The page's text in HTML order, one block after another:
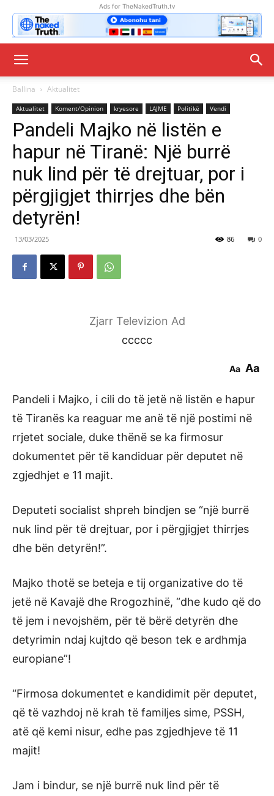
Ads for TheNakedTruth.tv
Ballina Aktualitet
Aktualitet Koment/Opinion kryesore LAJME Politikë Vendi
Pandeli Majko në listën e
hapur në Tiranë: Një burrë
nuk lind për të drejtuar, por i
përgjigjet thirrjes dhe bën
detyrën!
13/03/2025 0
86
Zjarr Televizion Ad
ccccc
Aa Aa
Pandeli i Majko, i cili do të jetë në listën e hapur
të Tiranës ka reaguar me anë të një postimi në
rrjetet sociale, duke thënë se ka firmosur
dokumentet për të kandiduar për deputet në
zgjedhjet e 11 majit.
Deputeti socialist shpreh bindjen se “një burrë
nuk lind për të drejtuar, por i përgjigjet thirrjes
dhe bën detyrën!”.
Majko thotë se beteja e tij organizative do të
jetë në Kavajë dhe Rrogozhinë, “dhe kudo që do
të jem i nevojshëm, për të bërë detyrën dhe
detyrimin ndaj kujtdo që beson tek e ardhmja
europiane”!
“Firmosa dokumentet e kandidimit për deputet,
që të vazhdoj në krah të familjes sime, PSSH,
atë që kemi nisur, edhe pas zgjedhjeve të 11
majit!
Jam i bindur, se një burrë nuk lind për të